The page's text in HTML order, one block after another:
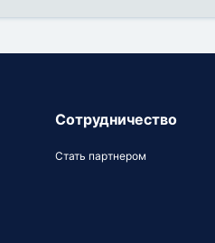
Сотрудничество
Стать партнером